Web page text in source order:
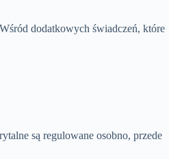
dodatkowych świadczeń, które
są regulowane osobno, przede